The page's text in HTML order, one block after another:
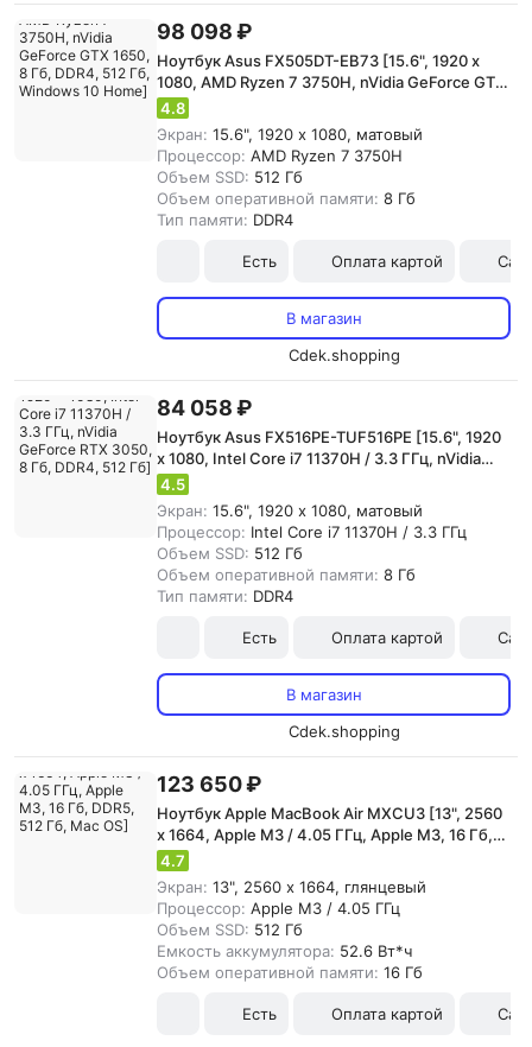
98 098 ₽
Ноутбук Asus FX505DT-EB73 [15.6", 1920 x
1080, AMD Ryzen 7 3750H, nVidia GeForce GTX
1650, 8 Гб, DDR4, 512 Гб, Windows 10 Home]
4.8
Экран: 15.6", 1920 x 1080, матовый
Процессор: AMD Ryzen 7 3750H
Объем SSD: 512 Гб
Объем оперативной памяти: 8 Гб
Тип памяти: DDR4
Есть Оплата картой
В магазин
Cdek.shopping
84 058 ₽
Ноутбук Asus FX516PE-TUF516PE [15.6", 1920
x 1080, Intel Core i7 11370H / 3.3 ГГц, nVidia
GeForce RTX 3050, 8 Гб, DDR4, 512 Гб]
4.5
Экран: 15.6", 1920 x 1080, матовый
Процессор: Intel Core i7 11370H / 3.3 ГГц
Объем SSD: 512 Гб
Объем оперативной памяти: 8 Гб
Тип памяти: DDR4
Есть Оплата картой
В магазин
Cdek.shopping
123 650 ₽
Ноутбук Apple MacBook Air MXCU3 [13", 2560
x 1664, Apple M3 / 4.05 ГГц, Apple M3, 16 Гб,
DDR5, 512 Гб, Mac OS]
4.7
Экран: 13", 2560 x 1664, глянцевый
Процессор: Apple M3 / 4.05 ГГц
Объем SSD: 512 Гб
Емкость аккумулятора: 52.6 Вт*ч
Объем оперативной памяти: 16 Гб
Есть Оплата картой